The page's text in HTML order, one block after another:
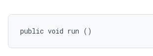
public void run ()